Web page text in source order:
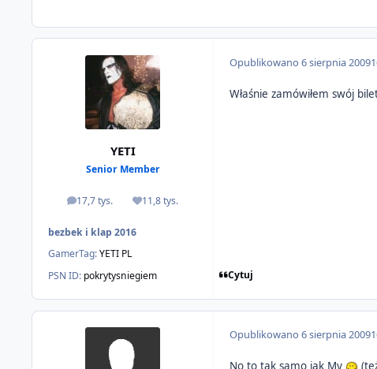
YETI
Senior Member
17,7 tys.
odpowiedzi11,8 tys.
Reputacja
bezbek i klap 2016
GamerTag:YETI PL
PSN ID: pokrytysniegiem
Opublikowano6 sierpnia 2009
Właśnie zamówiłem swój
Cytuj
Opublikowano6 sierpnia 2009
No to tak samo jak My